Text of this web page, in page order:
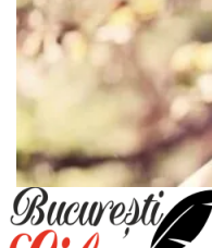
Meniu
principal